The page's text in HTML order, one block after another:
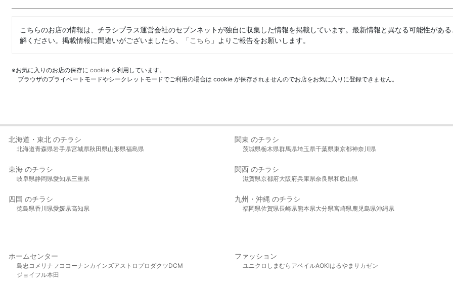
こちらのお店の情報は、チラシプラス運営会社のセブンネットが独自に収集した情報を掲載しています。最新情報と異なる可能性があ
解ください。掲載情報に間違いがございましたら、「こちら 」よりご報告をお願いします。
※お気に入りのお店の保存に cookie を利用しています。
ブラウザのプライベートモードやシークレットモードでご利用の場合は cookie が保存されませんのでお店をお気に入りに登録できません。
北海道・東北 のチラシ
北海道青森県岩手県宮城県秋田県山形県福島県
関東 のチラシ
茨城県栃木県群馬県埼玉県千葉県東京都神奈川県
東海 のチラシ
岐阜県静岡県愛知県三重県
関西 のチラシ
滋賀県京都府大阪府兵庫県奈良県和歌山県
四国 のチラシ
徳島県香川県愛媛県高知県
九州・沖縄 のチラシ
福岡県佐賀県長崎県熊本県大分県宮崎県鹿児島県沖縄県
ホームセンター
島忠 コメリ ナフコ コーナンカインズアストロプロダクツDCM
ジョイフル本田
ファッション
ユニクロ しまむら アベイルAOKIはるやま サカゼン